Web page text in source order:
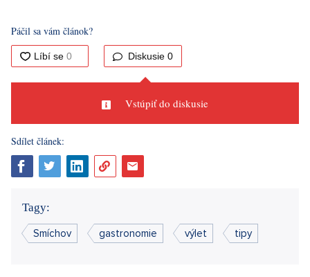
Páčil sa vám článok?
Diskusie 0
Vstúpiť do diskusie
Sdílet článek:
Tagy:
Smíchov gastronomie výlet tipy